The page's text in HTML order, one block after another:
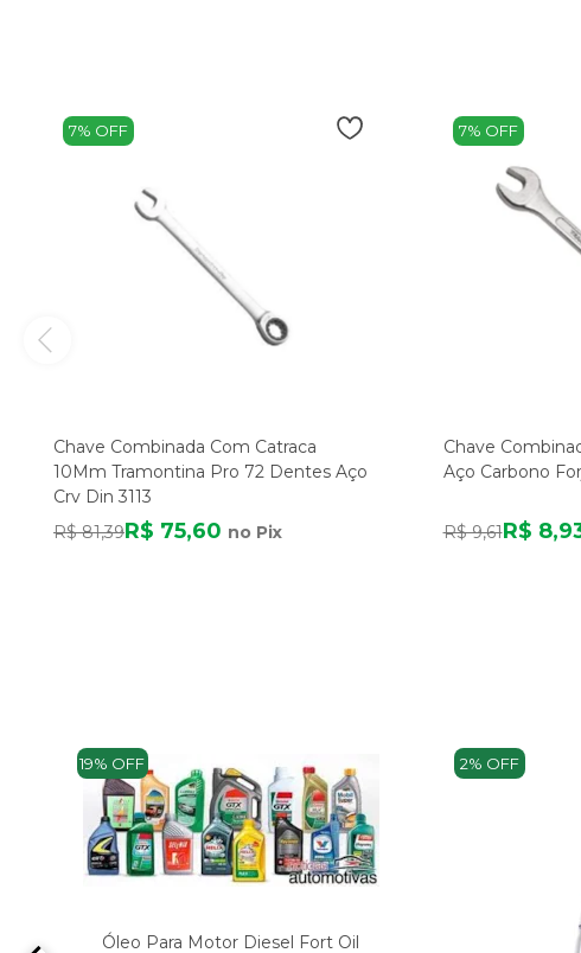
7% OFF
Chave Combinada Com Catraca
10Mm Tramontina Pro 72 Dentes Aço
Crv Din 3113
R$ 81,39R$ 75,60 no Pix
7% OFF
Chave
Aço Carbono
R$ 9,61R$
19% OFF
Óleo Para Motor Diesel Fort Oil
2% OFF